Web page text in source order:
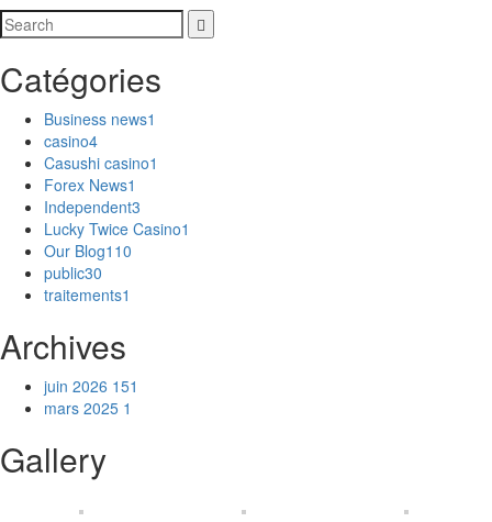
Catégories
Business news1
casino4
Casushi casino1
Forex News1
Independent3
Lucky Twice Casino1
Our Blog110
public30
traitements1
Archives
juin 2026 151
mars 2025 1
Gallery